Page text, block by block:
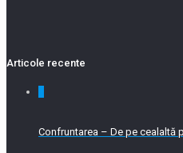
Articole recente
Confruntarea – De pe cealaltă